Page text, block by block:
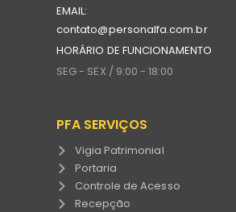
EMAIL:
contato@personalfa.com.br
HORÁRIO DE FUNCIONAMENTO
SEG - SEX / 9:00 - 18:00
PFA SERVIÇOS
Vigia Patrimonial
Portaria
Controle de Acesso
Recepção